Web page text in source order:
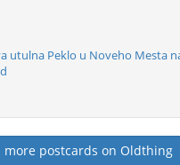
utulna Peklo u Noveho Mesta
more postcards on Oldthing